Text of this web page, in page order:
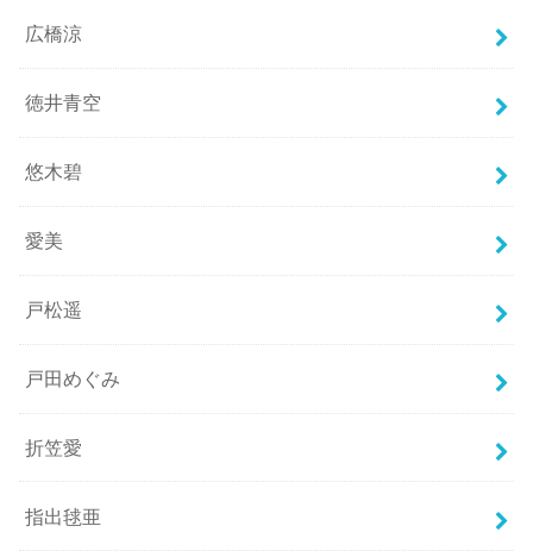
広橋涼
徳井青空
悠木碧
愛美
戸松遥
戸田めぐみ
折笠愛
指出毬亜